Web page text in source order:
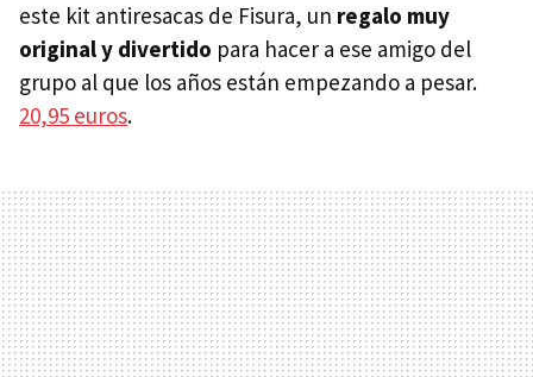
este kit antiresacas de Fisura, un regalo muy
original y divertido para hacer a ese amigo del
grupo al que los años están empezando a pesar.
20,95 euros.